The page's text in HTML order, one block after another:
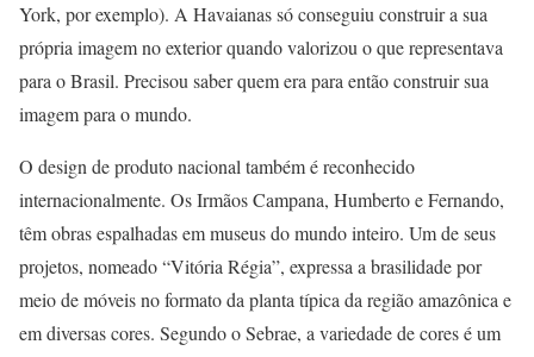
York, por exemplo). A Havaianas só conseguiu construir a sua
própria imagem no exterior quando valorizou o que representava
para o Brasil. Precisou saber quem era para então construir sua
imagem para o mundo.
O design de produto nacional também é reconhecido
internacionalmente. Os Irmãos Campana, Humberto e Fernando,
têm obras espalhadas em museus do mundo inteiro. Um de seus
projetos, nomeado “Vitória Régia”, expressa a brasilidade por
meio de móveis no formato da planta típica da região amazônica e
em diversas cores. Segundo o Sebrae, a variedade de cores é um